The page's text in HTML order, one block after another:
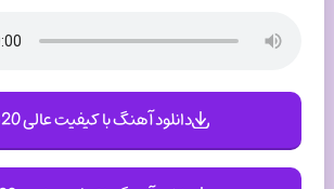
دانلود آهنگ با کیفیت عالی 320